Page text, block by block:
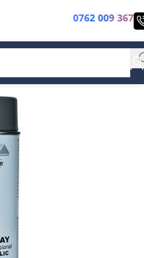
0762 009 367